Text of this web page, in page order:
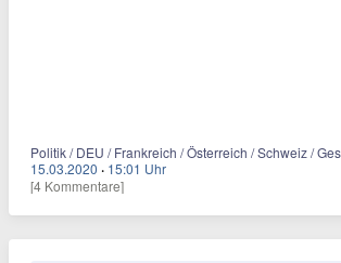
Politik / DEU / Frankreich / Österreich / Schweiz /
15.03.2020 · 15:01 Uhr
[4 Kommentare]